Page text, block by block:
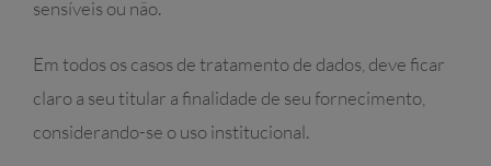
sensíveis ou não.
Em todos os casos de tratamento de dados, deve ficar
claro a seu titular a finalidade de seu fornecimento,
considerando-se o uso institucional.